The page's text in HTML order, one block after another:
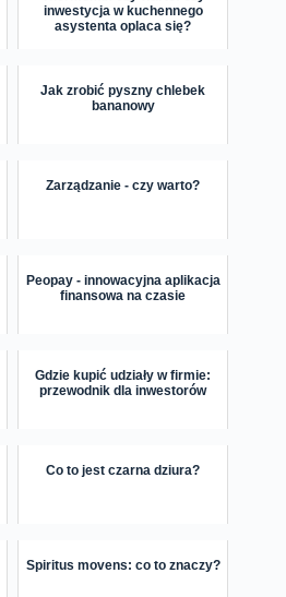
inwestycja w kuchennego
asystenta oplaca się?
Jak zrobić pyszny chlebek
bananowy
Zarządzanie - czy warto?
Peopay - innowacyjna aplikacja
finansowa na czasie
Gdzie kupić udziały w firmie:
przewodnik dla inwestorów
Co to jest czarna dziura?
Spiritus movens: co to znaczy?